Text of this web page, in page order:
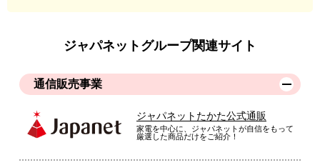
ジャパネットグループ関連サイト
通信販売事業
ジャパネットたかた公式通販
家電を中心に、ジャパネットが自信をもって
厳選した商品だけをご紹介！